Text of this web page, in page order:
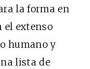
la forma en
el extenso
humano y
lista de